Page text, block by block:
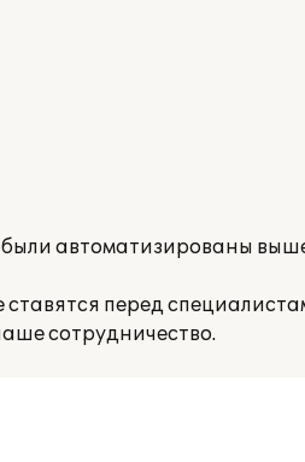
были автоматизированы
пе­ред
сотрудничество.